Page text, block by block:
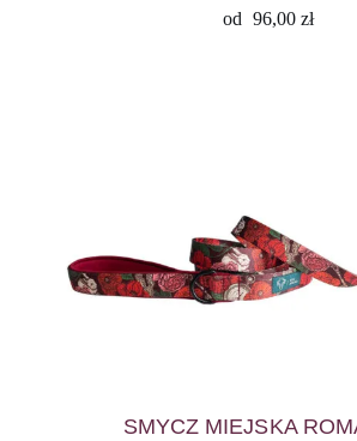
od 96,00 zł
SMYCZ MIEJSKA